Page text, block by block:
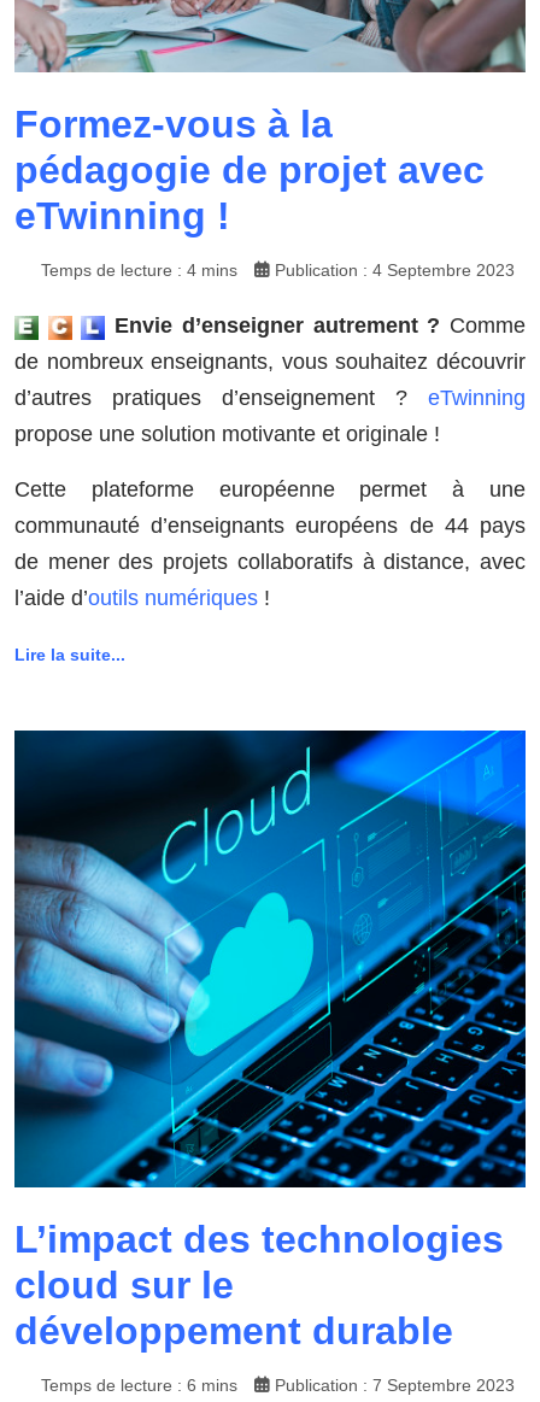
Formez-vous à la
pédagogie de projet avec
eTwinning !
Temps de lecture : 4 mins Publication : 4 Septembre 2023
Envie d’enseigner autrement ? Comme
de nombreux enseignants, vous souhaitez découvrir
d’autres pratiques d’enseignement ? eTwinning
propose une solution motivante et originale !
Cette plateforme européenne permet à une
communauté d’enseignants européens de 44 pays
de mener des projets collaboratifs à distance, avec
l’aide d’outils numériques !
Lire la suite...
L’impact des technologies
cloud sur le
développement durable
Temps de lecture : 6 mins Publication : 7 Septembre 2023